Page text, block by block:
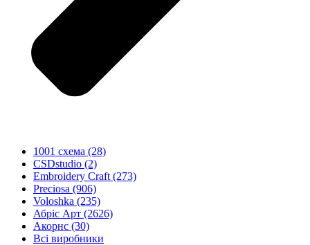
1001 схема (28)
CSDstudio (2)
Embroidery Craft (273)
Preciosa (906)
Voloshka (235)
Абріс Арт (2626)
Акорнс (30)
Всі виробники